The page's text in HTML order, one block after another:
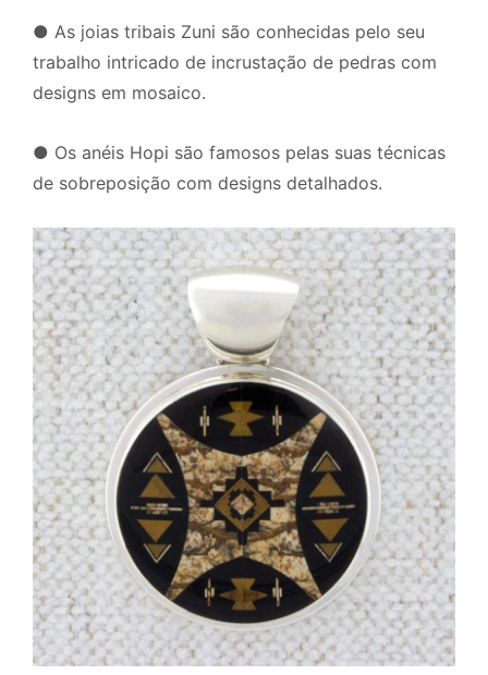
● As joias tribais Zuni são conhecidas pelo seu
trabalho intricado de incrustação de pedras com
designs em mosaico.
● Os anéis Hopi são famosos pelas suas técnicas
de sobreposição com designs detalhados.